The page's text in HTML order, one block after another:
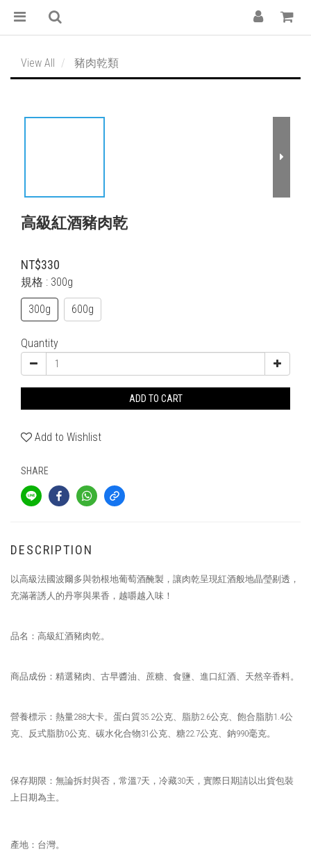
View All 豬肉乾類
高級紅酒豬肉乾
NT$330
規格 : 300g
300g 600g
Quantity
ADD TO CART
Add to Wishlist
SHARE
DESCRIPTION
以高級法國波爾多與勃根地葡萄酒醃製，讓肉乾呈現紅酒般地晶瑩剔透，
充滿著誘人的丹寧與果香，越嚼越入味！
品名：高級紅酒豬肉乾。
商品成份：精選豬肉、古早醬油、蔗糖、食鹽、進口紅酒、天然辛香料。
營養標示：熱量288大卡。蛋白質35.2公克、脂肪2.6公克、飽合脂肪1.4公
克、反式脂肪0公克、碳水化合物31公克、糖22.7公克、鈉990毫克。
保存期限：無論拆封與否，常溫7天，冷藏30天，實際日期請以出貨包裝
上日期為主。
產地：台灣。